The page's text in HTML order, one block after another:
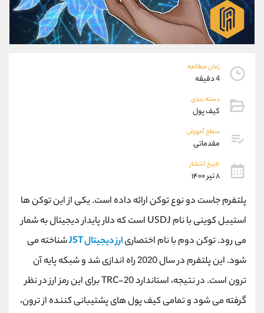
زمان مطالعه
4 دقیقه
دسته بندی
کیف پول
سطح آموزش
مقدماتی
تاریخ انتشار
۸ تیر ۱۴۰۰
پلتفرم جاست دو نوع توکن ارائه داده است. یکی از این توکن ها
استیبل کوینی با نام USDJ است که دلار پایدار دیجیتال به شمار
می رود. توکن دوم با نام اختصاریارز دیجیتال JST
شناخته می
شود. این پلتفرم در سال 2020 راه اندازی شد و شبکه پایه آن
ترون است. در نتیجه، استاندارد TRC-20 برای این رمز ارز در نظر
گرفته می شود و تمامی کیف پول های پشتیبانی کننده از ترون،
09101364784
واتساپ شروع گفتگو
تلگرام @Armteam_admin_104
داخلی 104
پشتیبان فروش
موبایل
واتساپ
داخلی
اطلاعات تماس
021-22021030
بدون پیش شماره 90001030
اینستاگرام @alireza.mehrabii
@alirezamehrabi_com
کانال بله @alirezamehrabi_official